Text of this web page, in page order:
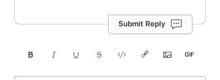
Submit Reply